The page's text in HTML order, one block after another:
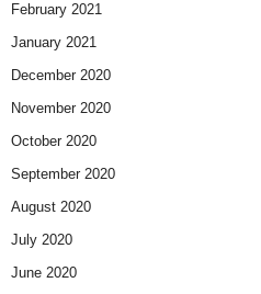
February 2021
January 2021
December 2020
November 2020
October 2020
September 2020
August 2020
July 2020
June 2020